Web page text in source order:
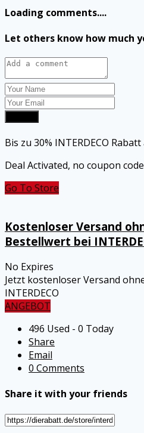
Loading comments....
Let others know how much
Bis zu 30% INTERDECO
Deal Activated, no coupon
Go To Store
Kostenloser Versand
Bestellwert bei
No Expires
Jetzt kostenloser Versand
INTERDECO
ANGEBOT
496 Used - 0 Today
Share
Email
0 Comments
Share it with your friends